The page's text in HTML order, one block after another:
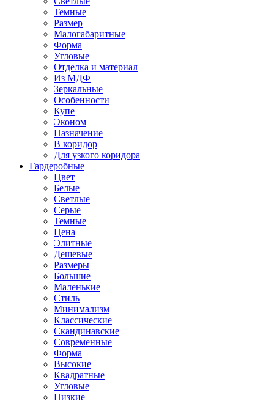
Темные
Размер
Малогабаритные
Форма
Угловые
Отделка и материал
Из МДФ
Зеркальные
Особенности
Купе
Эконом
Назначение
В коридор
Для узкого коридора
Гардеробные
Цвет
Белые
Светлые
Серые
Темные
Цена
Элитные
Дешевые
Размеры
Большие
Маленькие
Стиль
Минимализм
Классические
Скандинавские
Современные
Форма
Высокие
Квадратные
Угловые
Низкие